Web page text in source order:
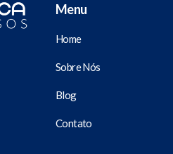
Menu
Home
Sobre Nós
Blog
Contato